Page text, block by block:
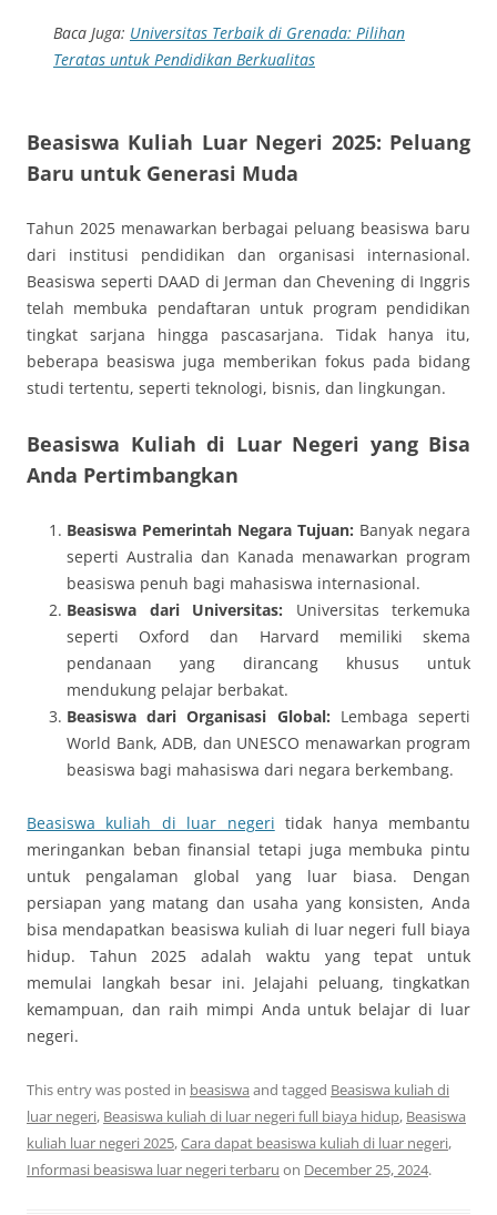
Baca Juga: Universitas Terbaik di Grenada: Pilihan
Teratas untuk Pendidikan Berkualitas
Beasiswa Kuliah Luar Negeri 2025: Peluang
Baru untuk Generasi Muda
Tahun 2025 menawarkan berbagai peluang beasiswa baru
dari institusi pendidikan dan organisasi internasional.
Beasiswa seperti DAAD di Jerman dan Chevening di Inggris
telah membuka pendaftaran untuk program pendidikan
tingkat sarjana hingga pascasarjana. Tidak hanya itu,
beberapa beasiswa juga memberikan fokus pada bidang
studi tertentu, seperti teknologi, bisnis, dan lingkungan.
Beasiswa Kuliah di Luar Negeri yang Bisa
Anda Pertimbangkan
Beasiswa Pemerintah Negara Tujuan: Banyak negara
seperti Australia dan Kanada menawarkan program
beasiswa penuh bagi mahasiswa internasional.
Beasiswa dari Universitas: Universitas terkemuka
seperti Oxford dan Harvard memiliki skema
pendanaan yang dirancang khusus untuk
mendukung pelajar berbakat.
Beasiswa dari Organisasi Global: Lembaga seperti
World Bank, ADB, dan UNESCO menawarkan program
beasiswa bagi mahasiswa dari negara berkembang.
Beasiswa kuliah di luar negeri tidak hanya membantu
meringankan beban finansial tetapi juga membuka pintu
untuk pengalaman global yang luar biasa. Dengan
persiapan yang matang dan usaha yang konsisten, Anda
bisa mendapatkan beasiswa kuliah di luar negeri full biaya
hidup. Tahun 2025 adalah waktu yang tepat untuk
memulai langkah besar ini. Jelajahi peluang, tingkatkan
kemampuan, dan raih mimpi Anda untuk belajar di luar
negeri.
This entry was posted in beasiswa and tagged Beasiswa kuliah di
luar negeri, Beasiswa kuliah di luar negeri full biaya hidup, Beasiswa
kuliah luar negeri 2025,Cara dapat beasiswa kuliah di luar negeri,
Informasi beasiswa luar negeri terbaru on December 25, 2024.